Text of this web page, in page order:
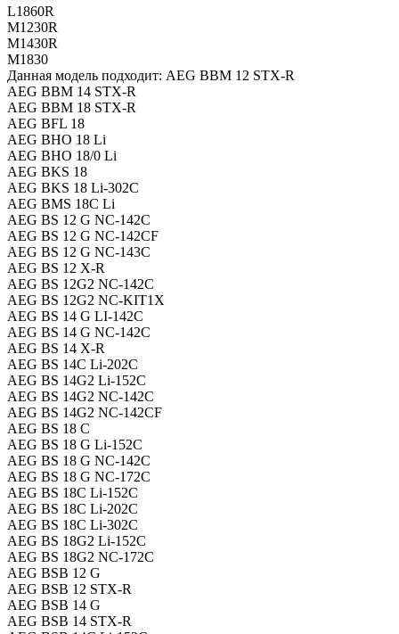
L1860R
M1230R
M1430R
M1830
Данная модель подходит: AEG BBM 12 STX-R
AEG BBM 14 STX-R
AEG BBM 18 STX-R
AEG BFL 18
AEG BHO 18 Li
AEG BHO 18/0 Li
AEG BKS 18
AEG BKS 18 Li-302C
AEG BMS 18C Li
AEG BS 12 G NC-142C
AEG BS 12 G NC-142CF
AEG BS 12 G NC-143C
AEG BS 12 X-R
AEG BS 12G2 NC-142C
AEG BS 12G2 NC-KIT1X
AEG BS 14 G LI-142C
AEG BS 14 G NC-142C
AEG BS 14 X-R
AEG BS 14C Li-202C
AEG BS 14G2 Li-152C
AEG BS 14G2 NC-142C
AEG BS 14G2 NC-142CF
AEG BS 18 C
AEG BS 18 G Li-152C
AEG BS 18 G NC-142C
AEG BS 18 G NC-172C
AEG BS 18C Li-152C
AEG BS 18C Li-202C
AEG BS 18C Li-302C
AEG BS 18G2 Li-152C
AEG BS 18G2 NC-172C
AEG BSB 12 G
AEG BSB 12 STX-R
AEG BSB 14 G
AEG BSB 14 STX-R